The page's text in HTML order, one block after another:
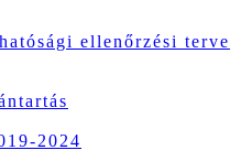
ellenőrzési terve
2024